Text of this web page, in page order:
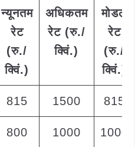
न्यूनतम
रेट
(रु./
क्विं.)
अधिकतम
रेट(रु./
क्विं.)
मोडल
रेट
(रु./
क्विं.)
815 1500 815
800 1000 1000